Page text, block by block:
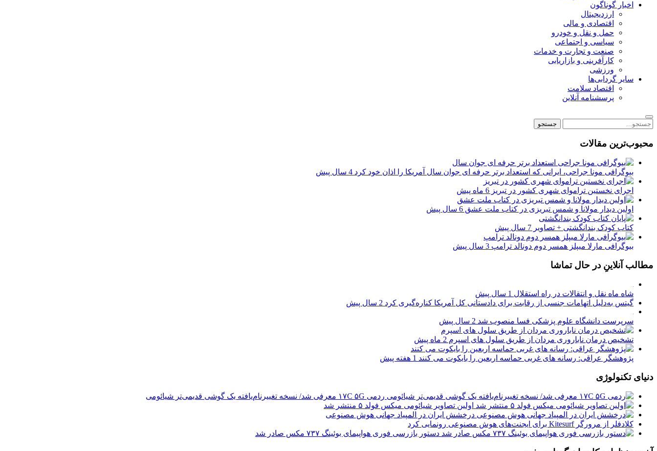
اخبار گوناگون
ارزدیجیتال
اقتصادی و مالی
حمل و نقل و خودرو
سیاسی و اجتماعی
صنعت و تجارت و خدمات
کارآفرینی و بازاریابی
ورزشی
سایر گردابی‌ها
اقتصاد سلامت
پرسشنامه آنلاین
محبوب‌ترین مقالات
بیوگرافی مونا جراحی، ایرانی که استعداد برتر حرفه ای جوان سال آمریکا را اذان خود کرد 4 سال پیش
اجرای نخستین تراموای شهری کشور در تبریز 6 ماه پیش
اولین دیدار مولانا و شمس تبریزی در کتاب ملت عشق 6 سال پیش
کتاب کودک بندانگشتی + تصاویر 7 سال پیش
بیوگرافی مارلا میپلز همسر دوم دونالد ترامپ 3 سال پیش
مطالب آنلاینِ در حال تماشا
شاه ماه نقل و انتقالات در راه استقلال 1 سال پیش
گیتس به‌دلیل اتهامات جنسی از رقابت برای دادستانی کل آمریکا کناره‌گیری کرد 2 سال پیش
سرپرست دانشگاه علوم پزشکی فسا منصوب شد 2 سال پیش
تشخیص درمان ناباروری مردان از طریق سلول های اسپرم 2 ماه پیش
پژوهشگر عراقی: رسانه های غربی حماسه اربعین را بایکوت می کنند 1 هفته پیش
دنیای تکنولوژی
ردمی ۱۷C ۵G معرفی شد/ نسخه تغییرنام‌یافته یک گوشی قدیمی‌تر شیائومی
اولین تصاویر شیائومی میکس فولد ۵ منتشر شد
درخشش ایران در المپیاد جهانی هوش مصنوعی
کلادفلر از مرورگر Kitesurf برای ایجنت‌های هوش مصنوعی رونمایی کرد
دستور بازرسی فوری هواپیمای بوئینگ ۷۳۷ مکس صادر شد